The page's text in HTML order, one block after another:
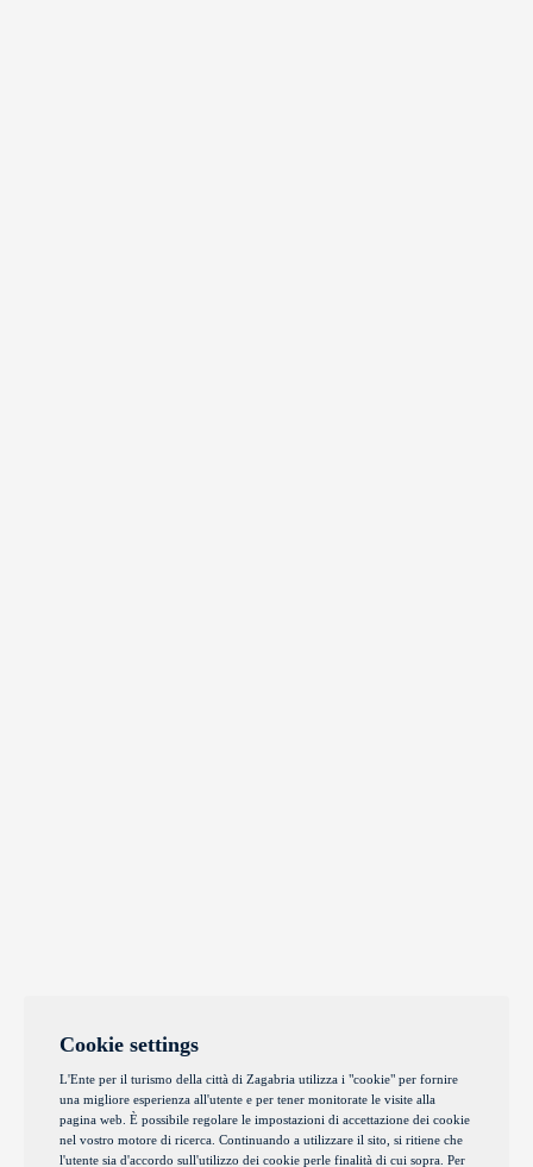
Cookie settings
L'Ente per il turismo della città di Zagabria utilizza i "cookie" per fornire
una migliore esperienza all'utente e per tener monitorate le visite alla
pagina web. È possibile regolare le impostazioni di accettazione dei cookie
nel vostro motore di ricerca. Continuando a utilizzare il sito, si ritiene che
l'utente sia d'accordo sull'utilizzo dei cookie perle finalità di cui sopra. Per